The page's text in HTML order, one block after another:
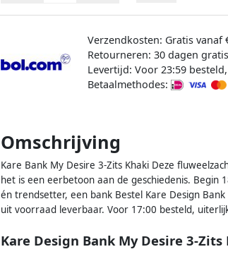
Verzendkosten: Gratis vanaf
Retourneren: 30 dagen gratis
Levertijd: Voor 23:59
Betaalmethodes:
Omschrijving
Kare Bank My Desire 3-Zits Khaki Deze
het is een eerbetoon aan de geschiedenis.
én trendsetter, een bank Bestel Kare Design
uit voorraad leverbaar. Voor 17:00 besteld,
Kare Design Bank My Desire 3-Zits